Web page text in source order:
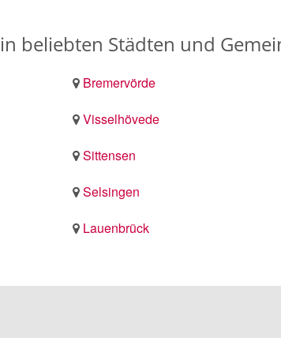
beliebten Städten und
Bremervörde
Visselhövede
Sittensen
Selsingen
Lauenbrück